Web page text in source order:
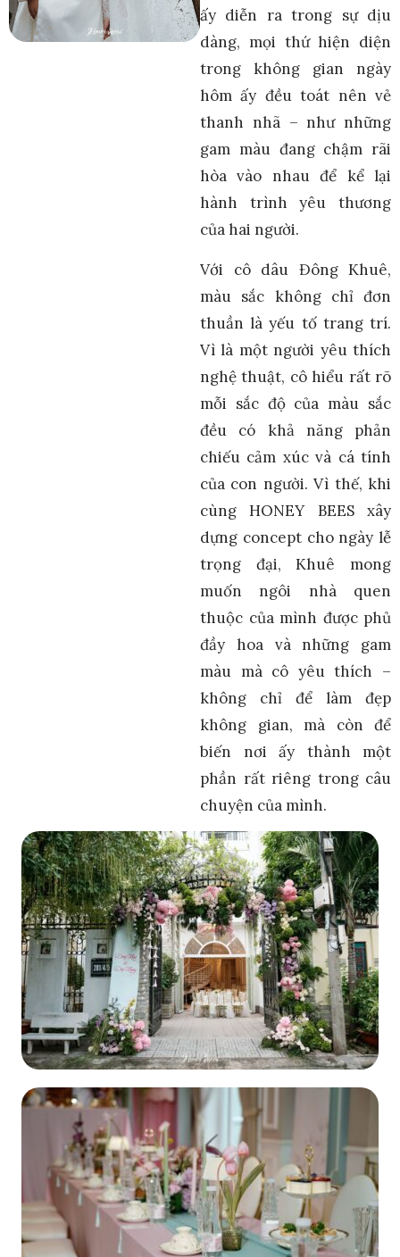
ấy diễn ra trong sự dịu
dàng, mọi thứ hiện diện
trong không gian ngày
hôm ấy đều toát nên vẻ
thanh nhã – như những
gam màu đang chậm rãi
hòa vào nhau để kể lại
hành trình yêu thương
của hai người.
Với cô dâu Đông Khuê,
màu sắc không chỉ đơn
thuần là yếu tố trang trí.
Vì là một người yêu thích
nghệ thuật, cô hiểu rất rõ
mỗi sắc độ của màu sắc
đều có khả năng phản
chiếu cảm xúc và cá tính
của con người. Vì thế, khi
cùng HONEY BEES xây
dựng concept cho ngày lễ
trọng đại, Khuê mong
muốn ngôi nhà quen
thuộc của mình được phủ
đầy hoa và những gam
màu mà cô yêu thích –
không chỉ để làm đẹp
không gian, mà còn để
biến nơi ấy thành một
phần rất riêng trong câu
chuyện của mình.